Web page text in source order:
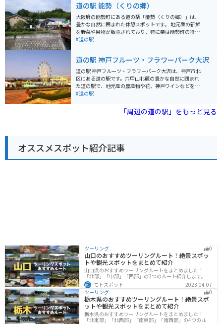
です。また、地元の食材を使ったレストランでは、猪名
川町の味を楽しむことができます。 バイクで訪れる場
合、道の駅 いながわには、広々とした駐車場が完備され
ています。また、周辺には、自然豊かな観光スポットも
多くあります。例えば、大野山アルプスランドは、山頂
喫するのもおすすめです。
道の駅 能勢（くりの郷）
大阪府の能勢町にある道の駅「能勢（くりの郷）」は、
豊かな自然に囲まれた休憩スポットです。 地元産の新鮮
な野菜や果物が販売されており、特に栗は能勢町の特産
品として有名です。 栗を使ったお菓子や加工品も豊富な
しむことができます。 バイクで訪れる場合、道の駅には
広々とした駐車場が完備されているので安心です。 周辺
には、自然豊かな観光スポットが点在しており、ツーリ
ングの拠点としてもおすすめです。 例えば、国定公園に
指定されている「箕面の滝」は、迫力満点の景観を楽し
#道の駅
道の駅 神戸フルーツ・フラワーパーク大沢
道の駅 神戸フルーツ・フラワーパーク大沢は、神戸市北
区にある道の駅です。六甲山北麓の豊かな自然に囲まれ
た道の駅で、地元産の農産物や花、神戸ワインなどを販
売しています。 園内には、フルーツ狩りが楽しめる観光
楽しむことができます。 バイクで行く場合は、三田方面
から国道428号線を南下するのがおすすめです。駐車場
ムなどがおすすめです。
#道の駅
「周辺の道の駅」をもっと見る
オススメスポット紹介記事
ツーリング 0
山口のおすすめツーリングルート！絶景スポッ
トや観光スポットをまとめて紹介
山口県のおすすめツーリングルートをまとめました！
「北部」「中部」「西部」の3つのルート紹介します。美
しい海岸線や山々を楽しむことができます。バイクで山
口県にツーリングに行く際は参考にしてください。
モトスポット
2023-04-07
ツーリング
0
栃木県のおすすめツーリングルート！絶景スポ
ットや観光スポットをまとめて紹介
栃木県のおすすめツーリングルートをまとめました！
「北東部」「北西部」「南東部」「南西部」の4つのルー